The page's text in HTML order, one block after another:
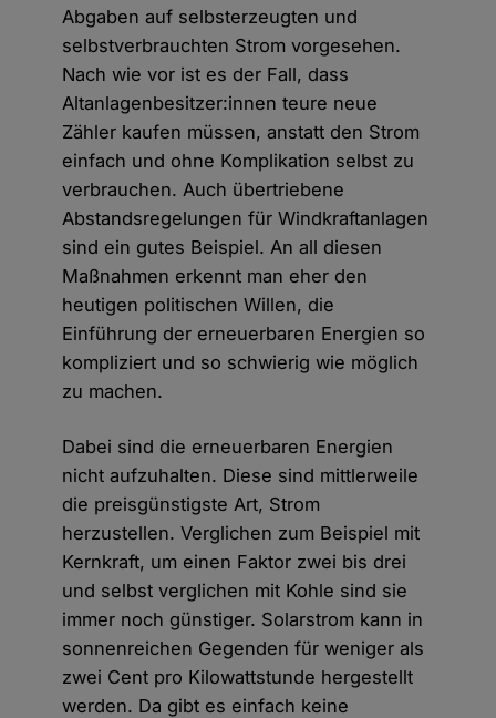
Abgaben auf selbsterzeugten und
selbstverbrauchten Strom vorgesehen.
Nach wie vor ist es der Fall, dass
Altanlagenbesitzer:innen teure neue
Zähler kaufen müssen, anstatt den Strom
einfach und ohne Komplikation selbst zu
verbrauchen. Auch übertriebene
Abstandsregelungen für Windkraftanlagen
sind ein gutes Beispiel. An all diesen
Maßnahmen erkennt man eher den
heutigen politischen Willen, die
Einführung der erneuerbaren Energien so
kompliziert und so schwierig wie möglich
zu machen.
Dabei sind die erneuerbaren Energien
nicht aufzuhalten. Diese sind mittlerweile
die preisgünstigste Art, Strom
herzustellen. Verglichen zum Beispiel mit
Kernkraft, um einen Faktor zwei bis drei
und selbst verglichen mit Kohle sind sie
immer noch günstiger. Solarstrom kann in
sonnenreichen Gegenden für weniger als
zwei Cent pro Kilowattstunde hergestellt
werden. Da gibt es einfach keine